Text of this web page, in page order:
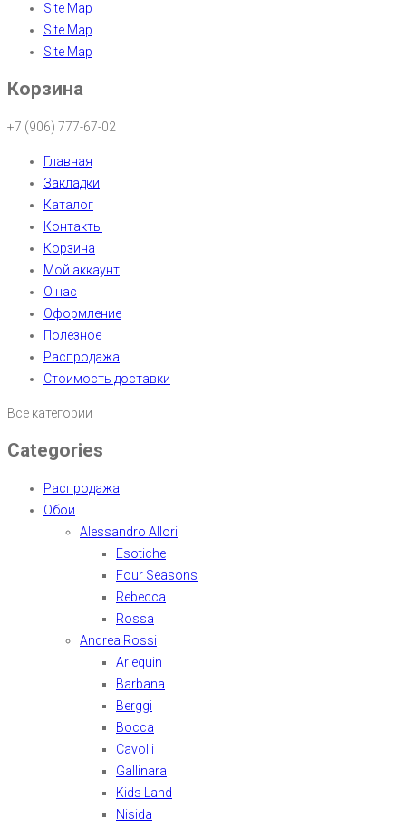
Site Map
Site Map
Site Map
Корзина
+7 (906) 777-67-02
Главная
Закладки
Каталог
Контакты
Корзина
Мой аккаунт
О нас
Оформление
Полезное
Распродажа
Стоимость доставки
Все категории
Categories
Распродажа
Обои
Alessandro Allori
Esotiche
Four Seasons
Rebecca
Rossa
Andrea Rossi
Arlequin
Barbana
Berggi
Bocca
Cavolli
Gallinara
Kids Land
Nisida